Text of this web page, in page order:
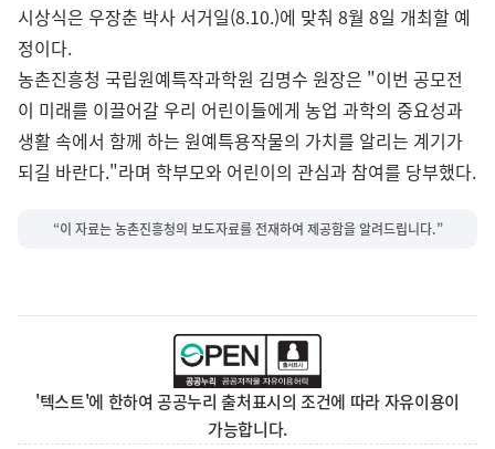
시상식은 우장춘 박사 서거일(8.10.)에 맞춰 8월 8일 개최할 예
정이다.
농촌진흥청 국립원예특작과학원 김명수 원장은 "이번 공모전
이 미래를 이끌어갈 우리 어린이들에게 농업 과학의 중요성과
생활 속에서 함께 하는 원예특용작물의 가치를 알리는 계기가
되길 바란다."라며 학부모와 어린이의 관심과 참여를 당부했다.
“이 자료는 농촌진흥청의 보도자료를 전재하여 제공함을 알려드립니다.”
'텍스트'에 한하여 공공누리 출처표시의 조건에 따라 자유이용이
가능합니다.